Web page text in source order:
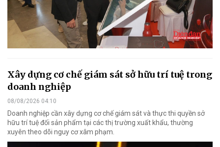
Xây dựng cơ chế giám sát sở hữu trí tuệ trong
doanh nghiệp
08/08/2026 04:10
Doanh nghiệp cần xây dựng cơ chế giám sát và thực thi quyền sở
hữu trí tuệ đối sản phẩm tại các thị trường xuất khẩu, thường
xuyên theo dõi nguy cơ xâm phạm.